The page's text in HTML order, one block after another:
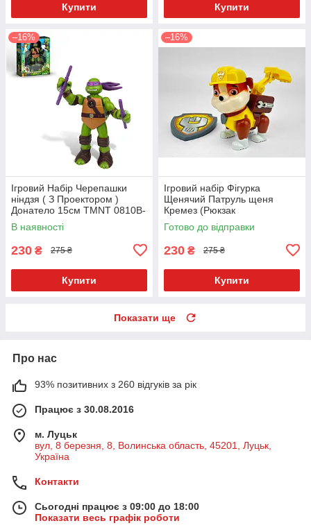
Купити Купити
–16%
Ігровий Набір Черепашки
ніндзя ( З Проектором )
Донатело 15см TMNT 0810B-
5
В наявності
230 ₴ 275 ₴
Купити
–16%
Ігровий набір Фігурка
Щенячий Патруль щеня
Кремез (Рюкзак
Відкривається) зі значком
Укр. 9958-7
Готово до відправки
230 ₴ 275 ₴
Купити
Показати ще
Про нас
93% позитивних з 260 відгуків за рік
Працює з 30.08.2016
м. Луцьк
вул, 8 березня, 8, Волинська область, 45201, Луцьк,
Україна
Контакти
Сьогодні працює з 09:00 до 18:00
Показати весь графік роботи